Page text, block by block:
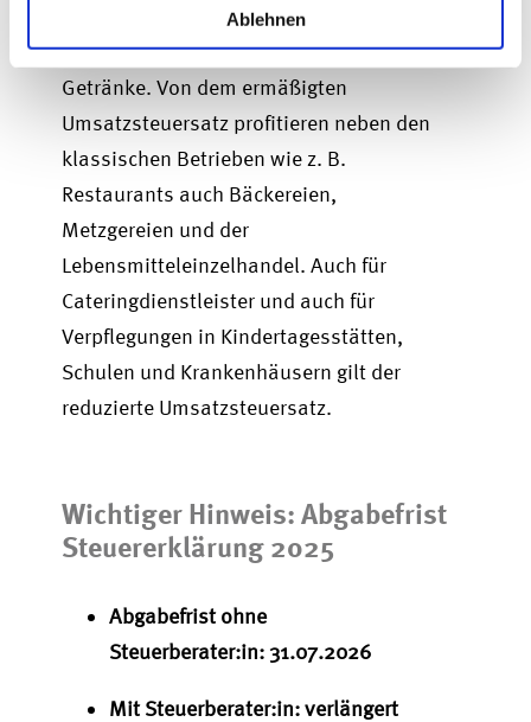
Ablehnen
Dieser sinkt von 19 % auf 7 %, jedoch
lediglich für Speisen und nicht für
Getränke. Von dem ermäßigten
Umsatzsteuersatz profitieren neben den
klassischen Betrieben wie z. B.
Restaurants auch Bäckereien,
Metzgereien und der
Lebensmitteleinzelhandel. Auch für
Cateringdienstleister und auch für
Verpflegungen in Kindertagesstätten,
Schulen und Krankenhäusern gilt der
reduzierte Umsatzsteuersatz.
Wichtiger Hinweis: Abgabefrist
Steuererklärung 2025
Abgabefrist ohne
Steuerberater:in: 31.07.2026
Mit Steuerberater:in: verlängert